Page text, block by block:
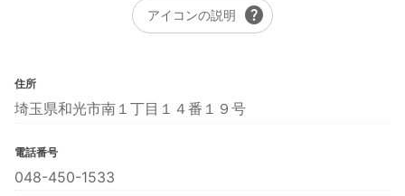
アイコンの説明 help
住所
埼玉県和光市南１丁目１４番１９号
電話番号
048-450-1533